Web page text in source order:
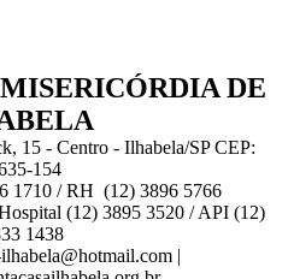
DE
15 - Centro - Ilhabela/SP CEP:
154
1710 / RH (12) 3896 5766
(12) 3895 3520 / API (12)
1438
|